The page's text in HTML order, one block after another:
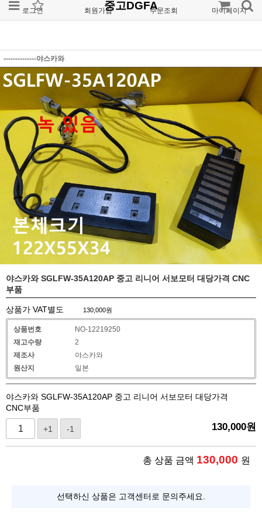
로그인 회원가입 주문조회 마이페이지
중고DGFA
--------------야스카와
야스카와 SGLFW-35A120AP 중고 리니어 서보모터 대당가격 CNC
부품
상품가 VAT별도 130,000원
상품번호
NO-12219250
재고수량
2
제조사
야스카와
원산지
일본
야스카와 SGLFW-35A120AP 중고 리니어 서보모터 대당가격
CNC부품
+1 -1 130,000원
총 상품 금액 130,000 원
선택하신 상품은 고객센터로 문의주세요.